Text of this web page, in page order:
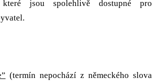
které jsou spolehlivě dostupné pro
(termín nepochází z německého slova